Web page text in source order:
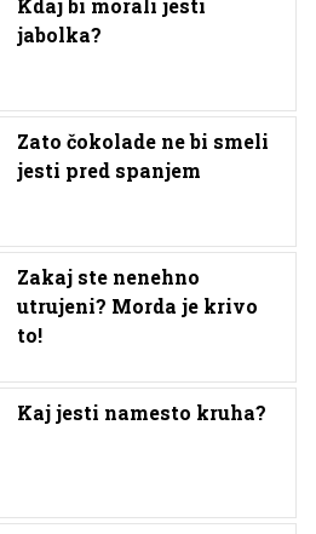
Kdaj bi morali jesti
jabolka?
Zato čokolade ne bi smeli
jesti pred spanjem
Zakaj ste nenehno
utrujeni? Morda je krivo
to!
Kaj jesti namesto kruha?